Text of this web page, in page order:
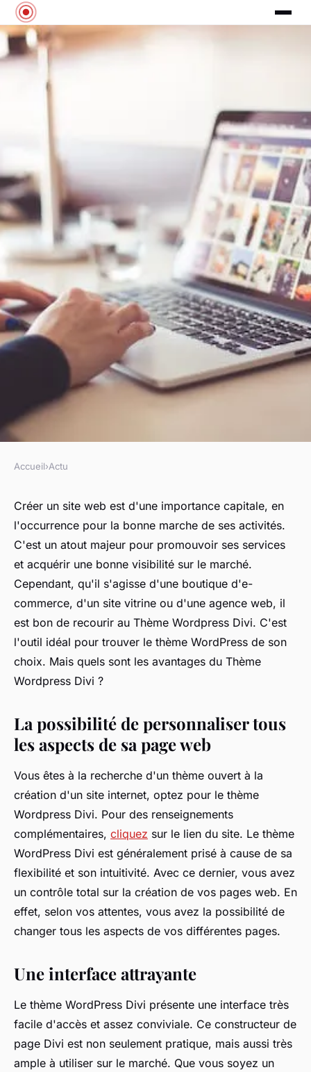
Pourquoi faut-il opter pour le
Thème Wordpress Divi ?
sandrine•7 mars 2023•4 min de lecture
Accueil›Actu
Créer un site web est d'une importance capitale, en
l'occurrence pour la bonne marche de ses activités.
C'est un atout majeur pour promouvoir ses services
et acquérir une bonne visibilité sur le marché.
Cependant, qu'il s'agisse d'une boutique d'e-
commerce, d'un site vitrine ou d'une agence web, il
est bon de recourir au Thème Wordpress Divi. C'est
l'outil idéal pour trouver le thème WordPress de son
choix. Mais quels sont les avantages du Thème
Wordpress Divi ?
La possibilité de personnaliser tous
les aspects de sa page web
Vous êtes à la recherche d'un thème ouvert à la
création d'un site internet, optez pour le thème
Wordpress Divi. Pour des renseignements
complémentaires, cliquez sur le lien du site. Le thème
WordPress Divi est généralement prisé à cause de sa
flexibilité et son intuitivité. Avec ce dernier, vous avez
un contrôle total sur la création de vos pages web. En
effet, selon vos attentes, vous avez la possibilité de
changer tous les aspects de vos différentes pages.
Une interface attrayante
Le thème WordPress Divi présente une interface très
facile d'accès et assez conviviale. Ce constructeur de
page Divi est non seulement pratique, mais aussi très
ample à utiliser sur le marché. Que vous soyez un